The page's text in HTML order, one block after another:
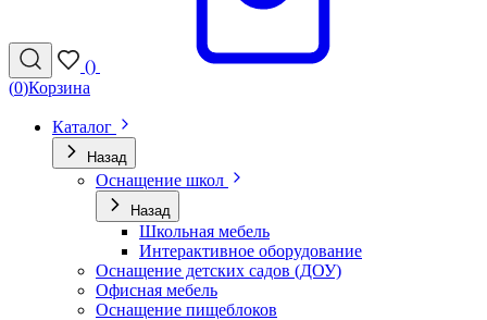
()
(0)Корзина
Каталог
Назад
Оснащение школ
Назад
Школьная мебель
Интерактивное оборудование
Оснащение детских садов (ДОУ)
Офисная мебель
Оснащение пищеблоков